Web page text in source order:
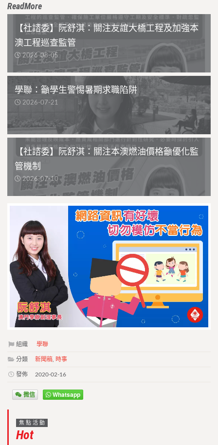
ReadMore
【社諮委】阮舒淇：關注友誼大橋工程及加強本
澳工程巡查監管
2026-08-05
學聯：籲學生警惕暑期求職陷阱
2026-07-21
【社諮委】阮舒淇：關注本澳燃油價格籲優化監
管機制
2026-07-10
組織 學聯
分類 新聞稿 時事
發佈 2020-02-16
微信 Whatsapp
焦點活動
Hot